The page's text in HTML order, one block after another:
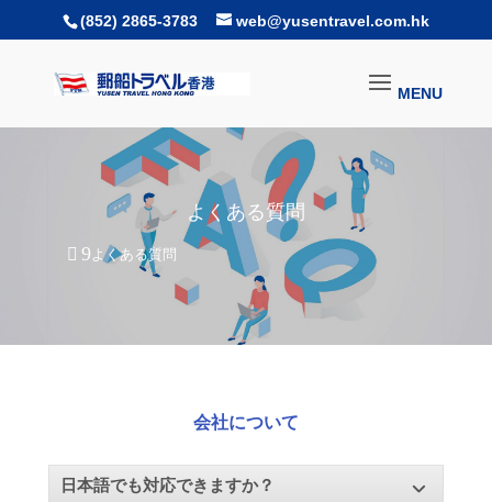
(852) 2865-3783 web@yusentravel.com.hk
よくある質問
よくある質問
会社について
日本語でも対応できますか？